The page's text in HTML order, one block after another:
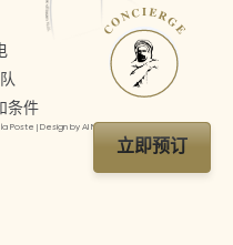
条件
| Design by AI Mosaic
立即预订
CONCIERGE